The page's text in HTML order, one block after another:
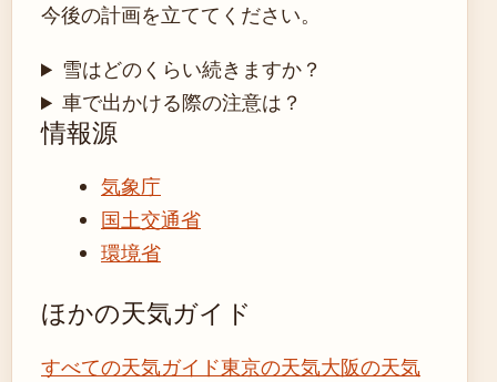
今後の計画を立ててください。
雪はどのくらい続きますか？
車で出かける際の注意は？
情報源
気象庁
国土交通省
環境省
ほかの天気ガイド
すべての天気ガイド東京の天気大阪の天気